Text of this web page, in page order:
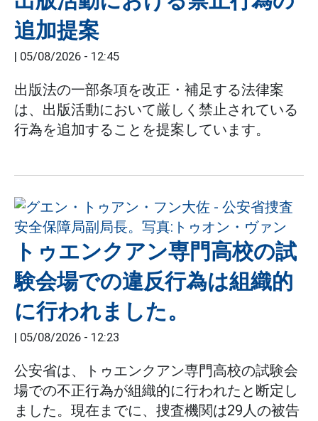
追加提案
| 05/08/2026 - 12:45
出版法の一部条項を改正・補足する法律案
は、出版活動において厳しく禁止されている
行為を追加することを提案しています。
トゥエンクアン専門高校の試
験会場での違反行為は組織的
に行われました。
| 05/08/2026 - 12:23
公安省は、トゥエンクアン専門高校の試験会
場での不正行為が組織的に行われたと断定し
ました。現在までに、捜査機関は29人の被告